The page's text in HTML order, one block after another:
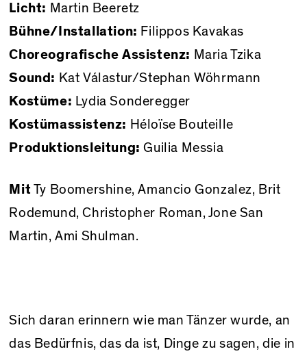
Licht: Martin Beeretz
Bühne/Installation: Filippos Kavakas
Choreografische Assistenz: Maria Tzika
Sound: Kat Válastur/Stephan Wöhrmann
Kostüme: Lydia Sonderegger
Kostümassistenz: Héloïse Bouteille
Produktionsleitung: Guilia Messia
Mit Ty Boomershine, Amancio Gonzalez, Brit
Rodemund, Christopher Roman, Jone San
Martin, Ami Shulman.
Sich daran erinnern wie man Tänzer wurde, an
das Bedürfnis, das da ist, Dinge zu sagen, die in